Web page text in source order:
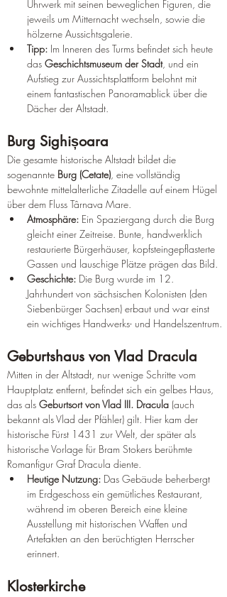
Uhrwerk mit seinen beweglichen Figuren, die
jeweils um Mitternacht wechseln, sowie die
hölzerne Aussichtsgalerie.
Tipp: Im Inneren des Turms befindet sich heute
das Geschichtsmuseum der Stadt, und ein
Aufstieg zur Aussichtsplattform belohnt mit
einem fantastischen Panoramablick über die
Dächer der Altstadt.
Burg Sighișoara
Die gesamte historische Altstadt bildet die
sogenannte Burg (Cetate), eine vollständig
bewohnte mittelalterliche Zitadelle auf einem Hügel
über dem Fluss Târnava Mare.
Atmosphäre: Ein Spaziergang durch die Burg
gleicht einer Zeitreise. Bunte, handwerklich
restaurierte Bürgerhäuser, kopfsteingepflasterte
Gassen und lauschige Plätze prägen das Bild.
Geschichte: Die Burg wurde im 12.
Jahrhundert von sächsischen Kolonisten (den
Siebenbürger Sachsen) erbaut und war einst
ein wichtiges Handwerks- und Handelszentrum.
Geburtshaus von Vlad Dracula
Mitten in der Altstadt, nur wenige Schritte vom
Hauptplatz entfernt, befindet sich ein gelbes Haus,
das als Geburtsort von Vlad III. Dracula (auch
bekannt als Vlad der Pfähler) gilt. Hier kam der
historische Fürst 1431 zur Welt, der später als
historische Vorlage für Bram Stokers berühmte
Romanfigur Graf Dracula diente.
Heutige Nutzung: Das Gebäude beherbergt
im Erdgeschoss ein gemütliches Restaurant,
während im oberen Bereich eine kleine
Ausstellung mit historischen Waffen und
Artefakten an den berüchtigten Herrscher
erinnert.
Klosterkirche